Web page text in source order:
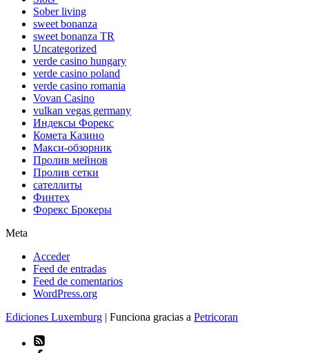
Sober living
sweet bonanza
sweet bonanza TR
Uncategorized
verde casino hungary
verde casino poland
verde casino romania
Vovan Casino
vulkan vegas germany
Индексы Форекс
Комета Казино
Макси-обзорник
Пролив мейнов
Пролив сетки
сателлиты
Финтех
Форекс Брокеры
Meta
Acceder
Feed de entradas
Feed de comentarios
WordPress.org
Ediciones Luxemburg | Funciona gracias a Petricoran